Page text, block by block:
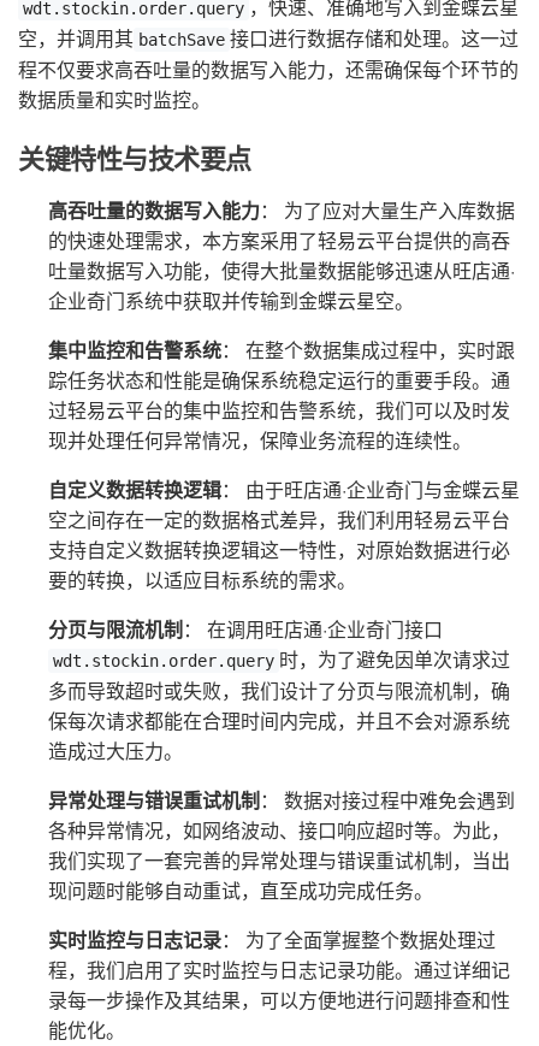
wdt.stockin.order.query ，快速、准确地写入到金蝶云星
空，并调用其 batchSave 接口进行数据存储和处理。这一过
程不仅要求高吞吐量的数据写入能力，还需确保每个环节的
数据质量和实时监控。
关键特性与技术要点
高吞吐量的数据写入能力： 为了应对大量生产入库数据
的快速处理需求，本方案采用了轻易云平台提供的高吞
吐量数据写入功能，使得大批量数据能够迅速从旺店通·
企业奇门系统中获取并传输到金蝶云星空。
集中监控和告警系统： 在整个数据集成过程中，实时跟
踪任务状态和性能是确保系统稳定运行的重要手段。通
过轻易云平台的集中监控和告警系统，我们可以及时发
现并处理任何异常情况，保障业务流程的连续性。
自定义数据转换逻辑： 由于旺店通·企业奇门与金蝶云星
空之间存在一定的数据格式差异，我们利用轻易云平台
支持自定义数据转换逻辑这一特性，对原始数据进行必
要的转换，以适应目标系统的需求。
分页与限流机制： 在调用旺店通·企业奇门接口
wdt.stockin.order.query 时，为了避免因单次请求过
多而导致超时或失败，我们设计了分页与限流机制，确
保每次请求都能在合理时间内完成，并且不会对源系统
造成过大压力。
异常处理与错误重试机制： 数据对接过程中难免会遇到
各种异常情况，如网络波动、接口响应超时等。为此，
我们实现了一套完善的异常处理与错误重试机制，当出
现问题时能够自动重试，直至成功完成任务。
实时监控与日志记录： 为了全面掌握整个数据处理过
程，我们启用了实时监控与日志记录功能。通过详细记
录每一步操作及其结果，可以方便地进行问题排查和性
能优化。